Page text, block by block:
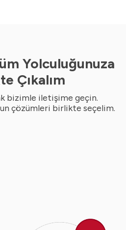
Yolculuğunuza
Çıkalım
bizimle iletişime geçin.
çözümleri birlikte seçelim.